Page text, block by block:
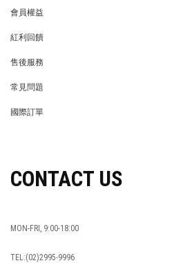
會員權益
紅利回饋
售後服務
常見問題
國際訂單
CONTACT US
MON-FRI, 9:00-18:00
TEL:(02)2995-9996